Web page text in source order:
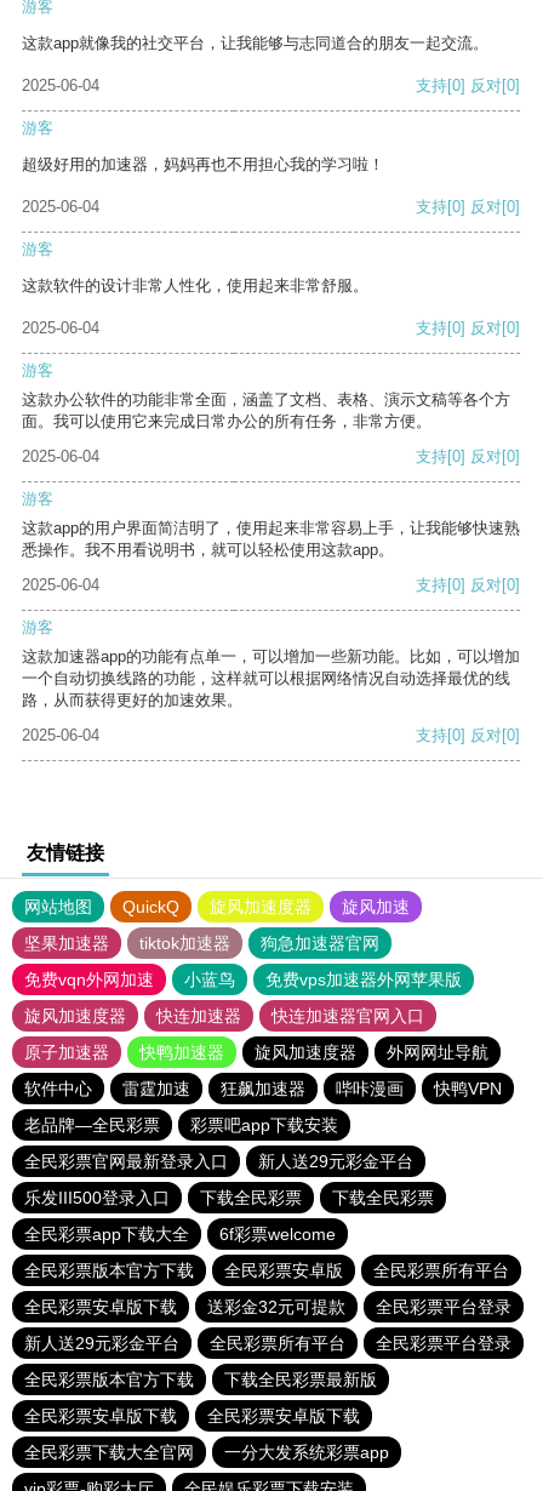
游客
这款app就像我的社交平台，让我能够与志同道合的朋友一起交流。
2025-06-04 支持[0] 反对[0]
游客
超级好用的加速器，妈妈再也不用担心我的学习啦！
2025-06-04 支持[0] 反对[0]
游客
这款软件的设计非常人性化，使用起来非常舒服。
2025-06-04 支持[0] 反对[0]
游客
这款办公软件的功能非常全面，涵盖了文档、表格、演示文稿等各个方
面。我可以使用它来完成日常办公的所有任务，非常方便。
2025-06-04
支持[0] 反对[0]
游客
这款app的用户界面简洁明了，使用起来非常容易上手，让我能够快速熟
悉操作。我不用看说明书，就可以轻松使用这款app。
2025-06-04
支持[0] 反对[0]
游客
这款加速器app的功能有点单一，可以增加一些新功能。比如，可以增加
一个自动切换线路的功能，这样就可以根据网络情况自动选择最优的线
路，从而获得更好的加速效果。
2025-06-04
支持[0] 反对[0]
友情链接
网站地图 QuickQ 旋风加速度器
旋风加速
坚果加速器
tiktok加速器
狗急加速器官网
免费vqn外网加速
小蓝鸟
免费vps加速器外网苹果版
旋风加速度器
快连加速器
快连加速器官网入口
原子加速器
快鸭加速器 旋风加速度器
外网网址导航
软件中心
雷霆加速 狂飙加速器 哔咔漫画
快鸭VPN
老品牌—全民彩票
彩票吧app下载安装
全民彩票官网最新登录入口
新人送29元彩金平台
乐发III500登录入口
下载全民彩票
下载全民彩票
全民彩票app下载大全
6f彩票welcome
全民彩票版本官方下载
全民彩票安卓版
全民彩票所有平台
全民彩票安卓版下载
送彩金32元可提款
全民彩票平台登录
新人送29元彩金平台
全民彩票所有平台
全民彩票平台登录
全民彩票版本官方下载
下载全民彩票最新版
全民彩票安卓版下载
全民彩票安卓版下载
全民彩票下载大全官网
一分大发系统彩票app